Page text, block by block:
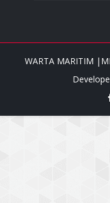
WARTA MARITIM